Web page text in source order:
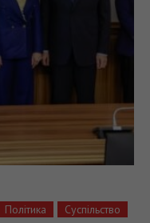
Політика Суспільство